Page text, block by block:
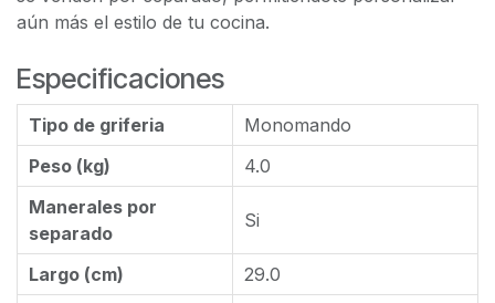
aún más el estilo de tu cocina.
Especificaciones
Tipo de griferia
Monomando
Peso (kg)
4.0
Manerales por
separado
Si
Largo (cm)
29.0